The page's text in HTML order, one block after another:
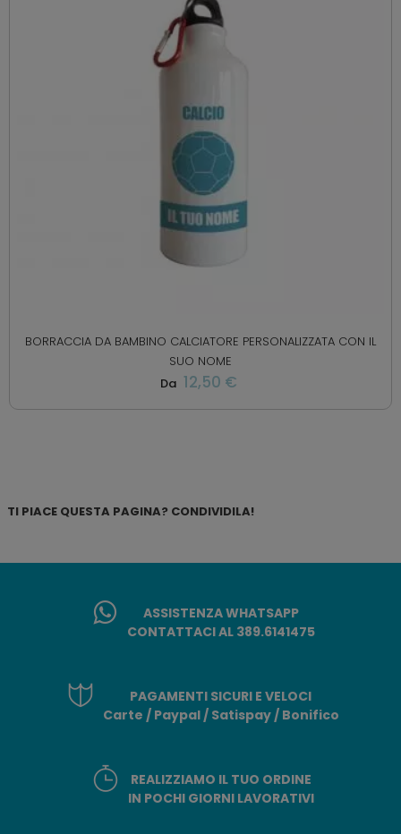
BORRACCIA DA BAMBINO CALCIATORE PERSONALIZZATA CON IL
SUO NOME
Da 12,50 €
TI PIACE QUESTA PAGINA? CONDIVIDILA!
ASSISTENZA WHATSAPP
CONTATTACI AL 389.6141475
PAGAMENTI SICURI E VELOCI
Carte / Paypal / Satispay / Bonifico
REALIZZIAMO IL TUO ORDINE
IN POCHI GIORNI LAVORATIVI